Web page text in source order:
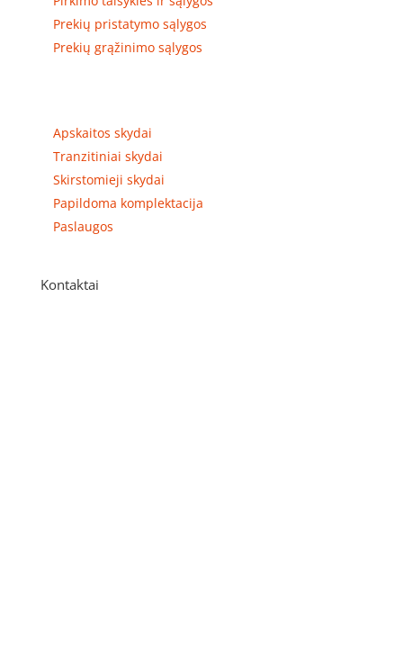
Prekių pristatymo sąlygos
Prekių grąžinimo sąlygos
Apskaitos skydai
Tranzitiniai skydai
Skirstomieji skydai
Papildoma komplektacija
Paslaugos
Kontaktai